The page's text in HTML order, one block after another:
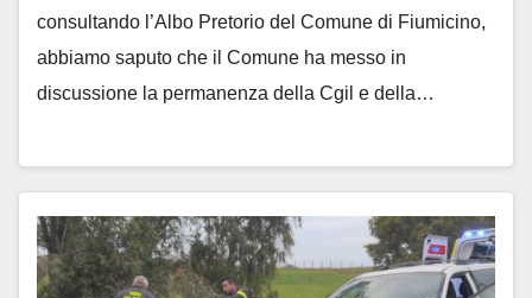
consultando l’Albo Pretorio del Comune di Fiumicino,
abbiamo saputo che il Comune ha messo in
discussione la permanenza della Cgil e della…